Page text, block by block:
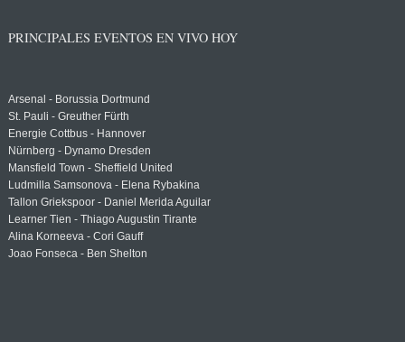
PRINCIPALES EVENTOS EN VIVO HOY
Arsenal - Borussia Dortmund
St. Pauli - Greuther Fürth
Energie Cottbus - Hannover
Nürnberg - Dynamo Dresden
Mansfield Town - Sheffield United
Ludmilla Samsonova - Elena Rybakina
Tallon Griekspoor - Daniel Merida Aguilar
Learner Tien - Thiago Augustin Tirante
Alina Korneeva - Cori Gauff
Joao Fonseca - Ben Shelton